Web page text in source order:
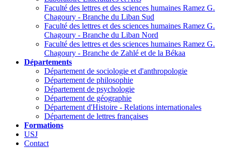
Faculté des lettres et des sciences humaines Ramez G.
Chagoury - Branche du Liban Sud
Faculté des lettres et des sciences humaines Ramez G.
Chagoury - Branche du Liban Nord
Faculté des lettres et des sciences humaines Ramez G.
Chagoury - Branche de Zahlé et de la Békaa
Départements
Département de sociologie et d'anthropologie
Département de philosophie
Département de psychologie
Département de géographie
Département d'Histoire - Relations internationales
Département de lettres françaises
Formations
USJ
Contact